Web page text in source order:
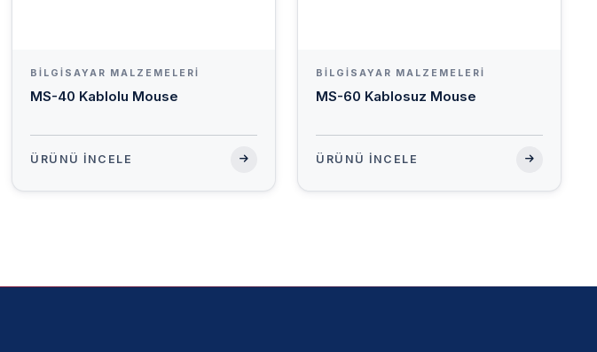
BILGISAYAR MALZEMELERI
MS-40 Kablolu Mouse
ÜRÜNÜ İNCELE
BILGISAYAR MALZEMELERI
MS-60 Kablosuz Mouse
ÜRÜNÜ İNCELE